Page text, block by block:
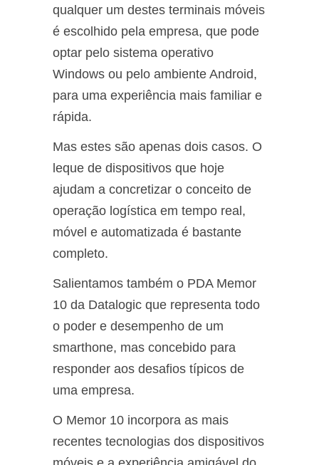
qualquer um destes terminais móveis
é escolhido pela empresa, que pode
optar pelo sistema operativo
Windows ou pelo ambiente Android,
para uma experiência mais familiar e
rápida.
Mas estes são apenas dois casos. O
leque de dispositivos que hoje
ajudam a concretizar o conceito de
operação logística em tempo real,
móvel e automatizada é bastante
completo.
Salientamos também o PDA Memor
10 da Datalogic que representa todo
o poder e desempenho de um
smarthone, mas concebido para
responder aos desafios típicos de
uma empresa.
O Memor 10 incorpora as mais
recentes tecnologias dos dispositivos